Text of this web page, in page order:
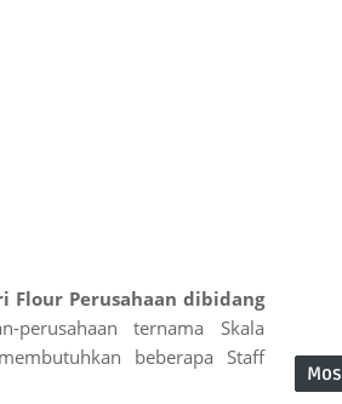
Flour Perusahaan dibidang
perusahaan ternama Skala
beberapa Staff